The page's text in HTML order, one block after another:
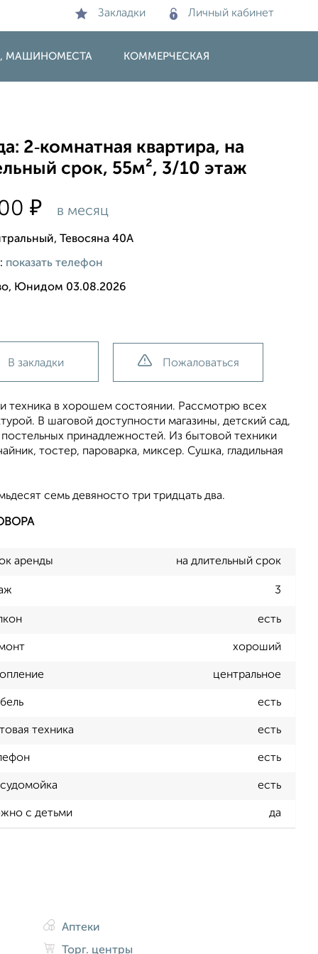
Закладки Личный кабинет
МАШИНОМЕСТА КОММЕРЧЕСКАЯ
2‑комнатная квартира, на
срок, 55м², 3/10 этаж
₽ в месяц
Тевосяна 40А
показать телефон
Юнидом 03.08.2026
В закладки Пожаловаться
техника в хорошем состоянии. Рассмотрю всех
В шаговой доступности магазины, детский сад,
принадлежностей. Из бытовой техники
тостер, пароварка, миксер. Сушка, гладильная
семь девяносто три тридцать два.
аренды на длительный срок
3
есть
хороший
центральное
есть
техника есть
есть
есть
с детьми да
Аптеки
Торг. центры